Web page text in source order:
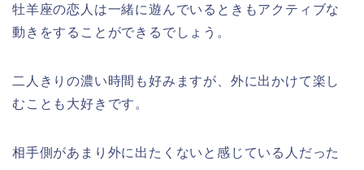
牡羊座の恋人は一緒に遊んでいるときもアクティブな
動きをすることができるでしょう。
二人きりの濃い時間も好みますが、外に出かけて楽し
むことも大好きです。
相手側があまり外に出たくないと感じている人だった